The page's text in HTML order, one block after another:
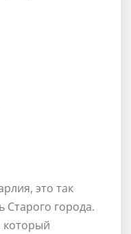
это так
Старого города.
который